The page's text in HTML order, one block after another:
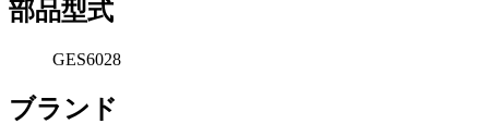
部品型式
GES6028
ブランド